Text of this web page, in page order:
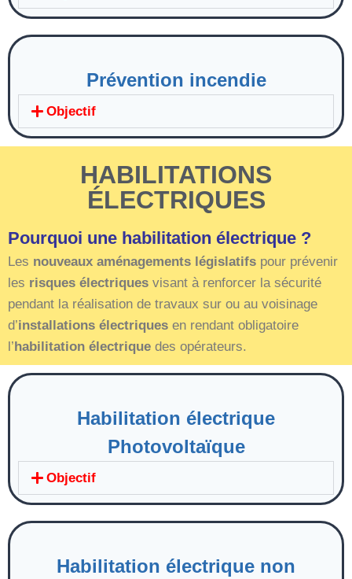
Prévention incendie
Objectif
HABILITATIONS
ÉLECTRIQUES
Pourquoi une habilitation électrique ?
Les nouveaux aménagements législatifs pour prévenir
les risques électriques visant à renforcer la sécurité
pendant la réalisation de travaux sur ou au voisinage
d’installations électriques en rendant obligatoire
l’habilitation électrique des opérateurs.
Habilitation électrique
Photovoltaïque
Objectif
Habilitation électrique non